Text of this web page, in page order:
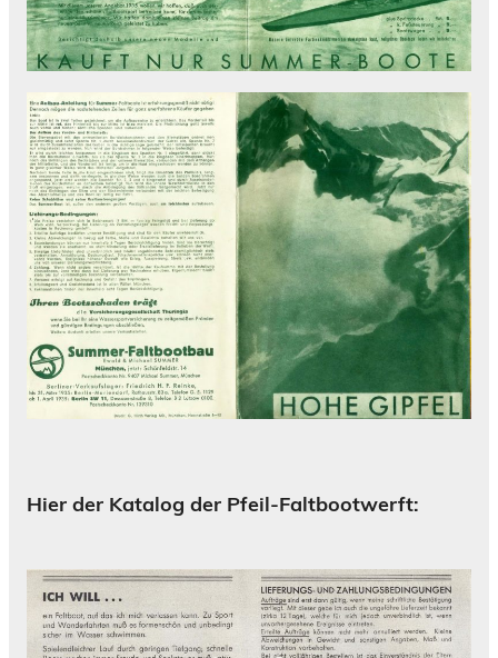
Hier der Katalog der Pfeil-Faltbootwerft: